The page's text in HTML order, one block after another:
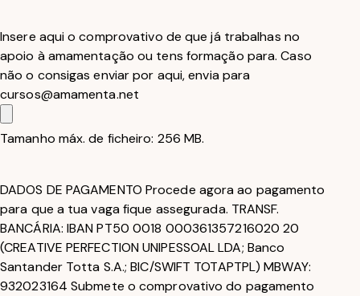
Insere aqui o comprovativo de que já trabalhas no
apoio à amamentação ou tens formação para. Caso
não o consigas enviar por aqui, envia para
cursos@amamenta.net
Tamanho máx. de ficheiro: 256 MB.
DADOS DE PAGAMENTO Procede agora ao pagamento
para que a tua vaga fique assegurada. TRANSF.
BANCÁRIA: IBAN PT50 0018 000361357216020 20
(CREATIVE PERFECTION UNIPESSOAL LDA; Banco
Santander Totta S.A.; BIC/SWIFT TOTAPTPL) MBWAY:
932023164 Submete o comprovativo do pagamento